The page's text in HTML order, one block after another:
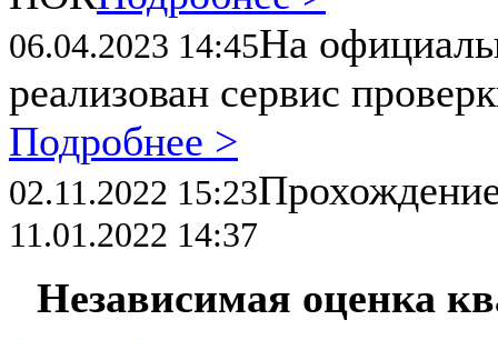
06.04.2023 14:45На
реализован сервис
Подробнее >
02.11.2022 15:23
11.01.2022 14:37
Независимая оценка